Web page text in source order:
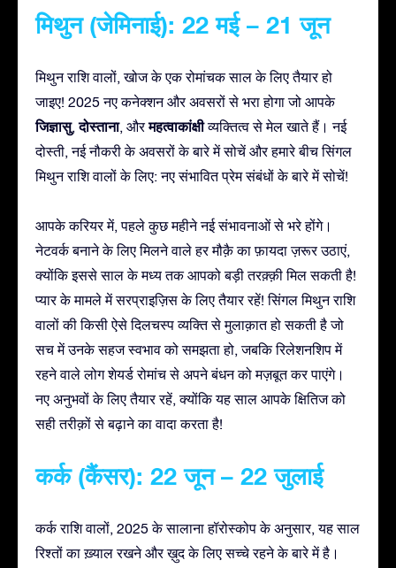
मिथुन (जेमिनाई): 22 मई – 21 जून
मिथुन राशि वालों, खोज के एक रोमांचक साल के लिए तैयार हो
जाइए! 2025 नए कनेक्शन और अवसरों से भरा होगा जो आपके
जिज्ञासु,दोस्ताना, औरमहत्वाकांक्षीव्यक्तित्व से मेल खाते हैं। नई
दोस्ती, नई नौकरी के अवसरों के बारे में सोचें और हमारे बीच सिंगल
मिथुन राशि वालों के लिए: नए संभावित प्रेम संबंधों के बारे में सोचें!
आपके करियर में, पहले कुछ महीने नई संभावनाओं से भरे होंगे।
नेटवर्क बनाने के लिए मिलने वाले हर मौक़ै का फ़ायदा ज़रूर उठाएं,
क्योंकि इससे साल के मध्य तक आपको बड़ी तरक़्क़ी मिल सकती है!
प्यार के मामले में सरप्राइज़िस के लिए तैयार रहें! सिंगल मिथुन राशि
वालों की किसी ऐसे दिलचस्प व्यक्ति से मुलाक़ात हो सकती है जो
सच में उनके सहज स्वभाव को समझता हो, जबकि रिलेशनशिप में
रहने वाले लोग शेयर्ड रोमांच से अपने बंधन को मज़बूत कर पाएंगे।
नए अनुभवों के लिए तैयार रहें, क्योंकि यह साल आपके क्षितिज को
सही तरीक़ों से बढ़ाने का वादा करता है!
कर्क (कैंसर): 22 जून – 22 जुलाई
कर्क राशि वालों, 2025 के सालाना हॉरोस्कोप के अनुसार, यह साल
रिश्तों का ख़्याल रखने और ख़ुद के लिए सच्चे रहने के बारे में है।